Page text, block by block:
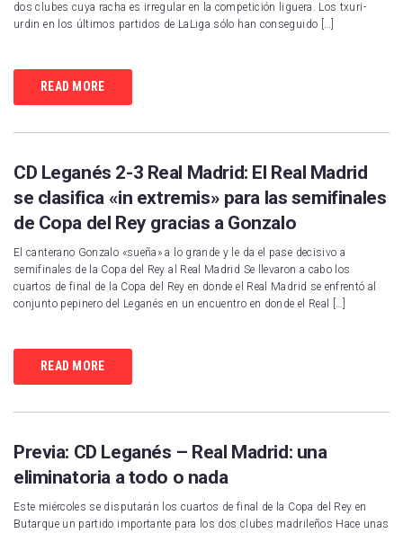
dos clubes cuya racha es irregular en la competición liguera. Los txuri-
urdin en los últimos partidos de LaLiga sólo han conseguido […]
READ MORE
CD Leganés 2-3 Real Madrid: El Real Madrid
se clasifica «in extremis» para las semifinales
de Copa del Rey gracias a Gonzalo
El canterano Gonzalo «sueña» a lo grande y le da el pase decisivo a
semifinales de la Copa del Rey al Real Madrid Se llevaron a cabo los
cuartos de final de la Copa del Rey en donde el Real Madrid se enfrentó al
conjunto pepinero del Leganés en un encuentro en donde el Real […]
READ MORE
Previa: CD Leganés – Real Madrid: una
eliminatoria a todo o nada
Este miércoles se disputarán los cuartos de final de la Copa del Rey en
Butarque un partido importante para los dos clubes madrileños Hace unas